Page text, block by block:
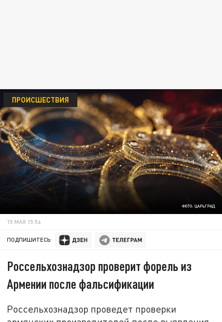
ФОТО: ЦАРЬГРАД
ПРОИСШЕСТВИЯ
15 МАЯ 15:54
ПОДПИШИТЕСЬ:
Россельхознадзор проверит форель из
Армении после фальсификации
Россельхознадзор проведет проверки